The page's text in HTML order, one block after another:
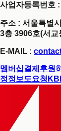
사업자등록번호
주소 : 서울특별
3층 3906호(서교
E-MAIL :
멤버십결제 후원
정정보도요청